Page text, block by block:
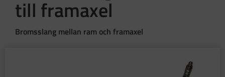
till framaxel
Bromsslang mellan ram och framaxel